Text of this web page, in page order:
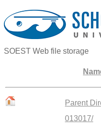
SOEST Web file storage
Parent
013017/